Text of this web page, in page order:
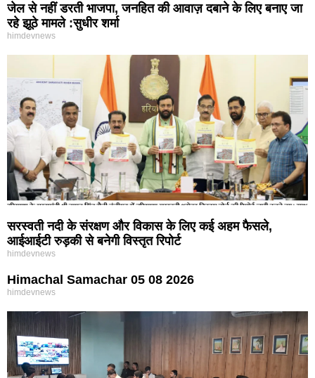
जेल से नहीं डरती भाजपा, जनहित की आवाज़ दबाने के लिए बनाए जा
रहे झूठे मामले :सुधीर शर्मा
himdevnews
सरस्वती नदी के संरक्षण और विकास के लिए कई अहम फैसले,
आईआईटी रुड़की से बनेगी विस्तृत रिपोर्ट
himdevnews
Himachal Samachar 05 08 2026
himdevnews